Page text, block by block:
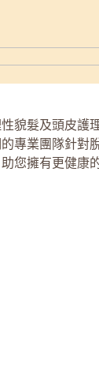
貌髮及頭皮護
專業團隊針對
您擁有更健康